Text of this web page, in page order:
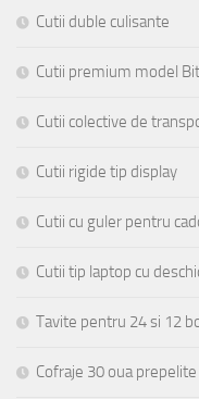
Cutii duble culisante
Cutii premium model
Cutii colective de
Cutii rigide tip display
Cutii cu guler pentru
Cutii tip laptop cu
Tavite pentru 24 si 12
Cofraje 30 oua prepelite